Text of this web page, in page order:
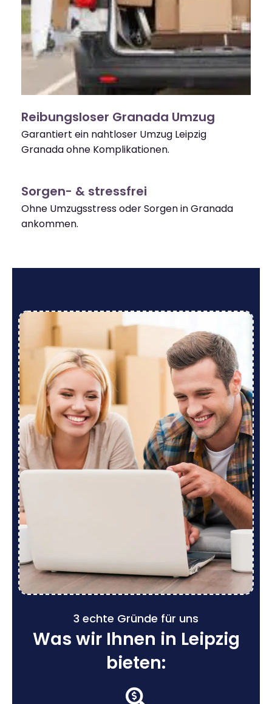
Reibungsloser Granada Umzug
Garantiert ein nahtloser Umzug Leipzig
Granada ohne Komplikationen.
Sorgen- & stressfrei
Ohne Umzugsstress oder Sorgen in Granada
ankommen.
3 echte Gründe für uns
Was wir Ihnen in Leipzig
bieten: